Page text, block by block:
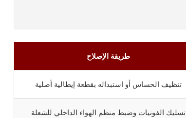
طريقة الإصلاح
تنظيف الحساس أو استبداله بقطعة إيطالية أصلية
تسليك الفونيات وضبط منظم الهواء الداخلي للشعلة